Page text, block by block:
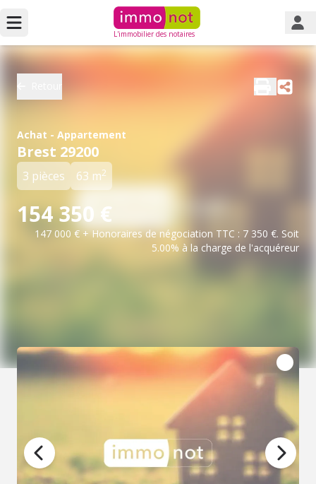
L'immobilier des notaires
Achat - Appartement
Brest 29200
3 pièces 63 m2
154 350 €
147 000 € + Honoraires de négociation TTC : 7 350 €. Soit
5.00% à la charge de l'acquéreur